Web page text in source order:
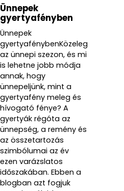
Ünnepek
gyertyafényben
Ünnepek
gyertyafénybenKözeleg
az ünnepi szezon, és mi
is lehetne jobb módja
annak, hogy
ünnepeljünk, mint a
gyertyafény meleg és
hívogató fénye? A
gyertyák régóta az
ünnepség, a remény és
az összetartozás
szimbólumai az év
ezen varázslatos
időszakában. Ebben a
blogban azt fogjuk